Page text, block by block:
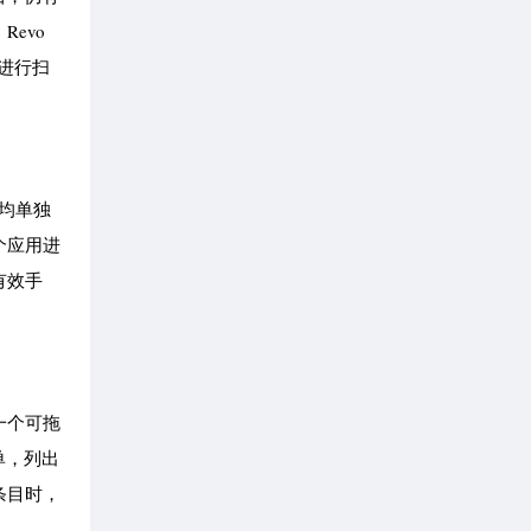
行扫
单独
应用进
效手
个可拖
列出
时，